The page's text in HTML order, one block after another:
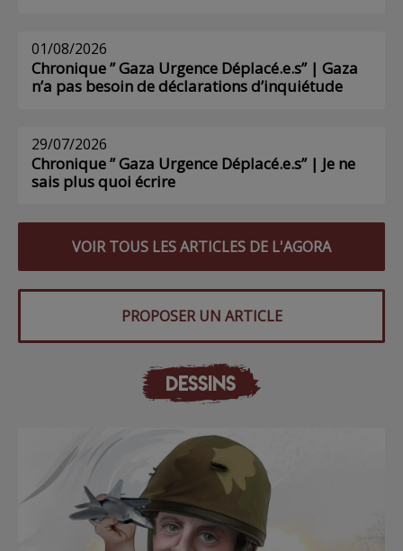
01/08/2026
Chronique ” Gaza Urgence Déplacé.e.s” | Gaza
n’a pas besoin de déclarations d’inquiétude
29/07/2026
Chronique ” Gaza Urgence Déplacé.e.s” | Je ne
sais plus quoi écrire
VOIR TOUS LES ARTICLES DE L'AGORA
PROPOSER UN ARTICLE
DESSINS